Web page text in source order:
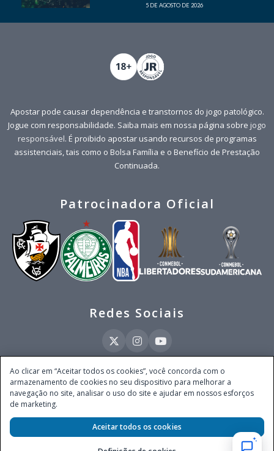
5 DE AGOSTO DE 2026
Apostar pode causar dependência e transtornos do jogo patológico.
Jogue com responsabilidade. Saiba mais em nossa página sobre jogo
responsável. É proibido apostar usando recursos de programas
assistenciais, tais como o Bolsa Família e o Benefício de Prestação
Continuada.
Patrocinadora Oficial
Redes Sociais
Este site é operado pela Ventmear Brasil LTDA (CNPJ 52.868.380/0001-84), com
endereço na Avenida Brigadeiro Faria Lima, nº 4.055, 3º andar, Itaim Bibi, no
Município de São Paulo, Estado de São Paulo, CEP 04538-133, Brasil - empresa
autorizada a operar apostas de quota fixa em todo território nacional pela
Secretaria de Prêmios e Apostas do Ministério da Fazenda, conforme Portaria nº
247, de 07.02.2025, publicada no DOU em 11.2.2025.
Ao clicar em “Aceitar todos os cookies”, você concorda com o
armazenamento de cookies no seu dispositivo para melhorar a
navegação no site, analisar o uso do site e ajudar em nossos esforços
de marketing.
Aceitar todos os cookies